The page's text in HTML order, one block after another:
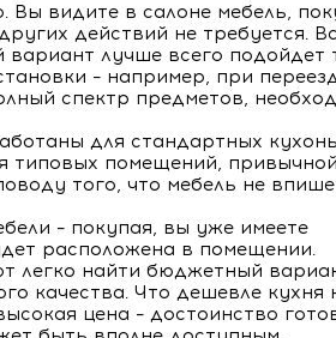
Вы видите в салоне мебель,
действий не требуется.
вариант лучше всего подойдет
– например, при
спектр предметов,
для стандартных
типовых помещений,
того, что мебель не
– покупая, вы уже имеете
расположена в помещении.
легко найти бюджетный
качества. Что дешевле кухня
цена – достоинство